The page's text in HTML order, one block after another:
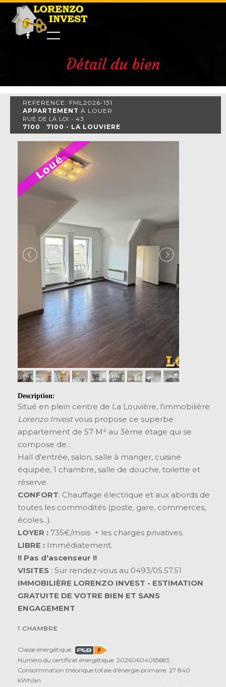
Détail du bien
REFERENCE: FML2026-131
APPARTEMENT À LOUER
RUE DE LA LOI - 43
7100 7100 - LA LOUVIERE
Description:
Situé en plein centre de La Louvière, l'immobilière
Lorenzo Investvous propose ce superbe
appartement de 57 M² au 3ème étage qui se
compose de :
Hall d'entrée, salon, salle à manger, cuisine
équipée, 1 chambre, salle de douche, toilette et
réserve.
CONFORT: Chauffage électrique et aux abords de
toutes les commodités (poste, gare, commerces,
écoles...).
LOYER : 735€/mois + les charges privatives.
LIBRE : Immédiatement.
!! Pas d'ascenseur !!
VISITES : Sur rendez-vous au 0493/05.57.51
IMMOBILIÈRE LORENZO INVEST - ESTIMATION
GRATUITE DE VOTRE BIEN ET SANS
ENGAGEMENT
1 CHAMBRE
Classe énergétique:
Numéro du certificat énergétique: 20260604055685
Consommation théorique totale d'énergie primaire: 27 840
kWh/an